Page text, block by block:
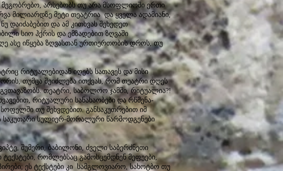
მეგობრებო, არსებობს თუ არა მსოფლიოში ერთი
მილიარდზე მეტი თეატრია და ყველა ადამიანი,
დაიძაბებით და ამ კითხვას შეხედეთ
სიო ჰქრის და ემზადებით ზღვაში
იწყება ზღვასთან ურთიერთობის დროს, თუ
რიტუალებიდან იღებს სათავეს და მისი
თუმცა შეიძლება ითქვას, რომ თეატრი დღეს
თეატრი, საბოლოო ჯამში, რიტუალია?!
რიტუალური სანახაობები და რწმენა-
თუ შეხვდებით. განსაკუთრებით იმ
საკუთარი სულიერ-მორალური წარმოდგენები
შუმერი, ბაბილონი, ძველი საბერძნეთი
რომლებსაც გამოსცემდნენ მეფეები,
ეს ტექსტები კი სამგლოვიარო, სახოტბო თუ